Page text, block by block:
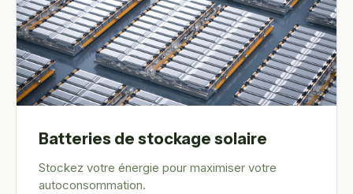
Batteries de stockage solaire
Stockez votre énergie pour maximiser votre
autoconsommation.